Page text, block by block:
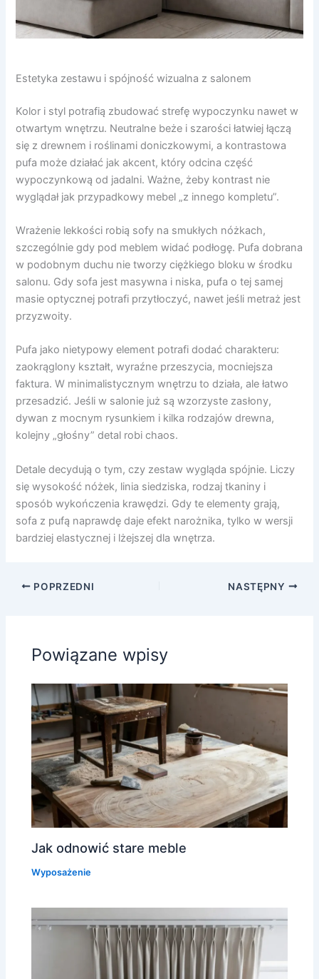
Estetyka zestawu i spójność wizualna z salonem
Kolor i styl potrafią zbudować strefę wypoczynku nawet w
otwartym wnętrzu. Neutralne beże i szarości łatwiej łączą
się z drewnem i roślinami doniczkowymi, a kontrastowa
pufa może działać jak akcent, który odcina część
wypoczynkową od jadalni. Ważne, żeby kontrast nie
wyglądał jak przypadkowy mebel „z innego kompletu”.
Wrażenie lekkości robią sofy na smukłych nóżkach,
szczególnie gdy pod meblem widać podłogę. Pufa dobrana
w podobnym duchu nie tworzy ciężkiego bloku w środku
salonu. Gdy sofa jest masywna i niska, pufa o tej samej
masie optycznej potrafi przytłoczyć, nawet jeśli metraż jest
przyzwoity.
Pufa jako nietypowy element potrafi dodać charakteru:
zaokrąglony kształt, wyraźne przeszycia, mocniejsza
faktura. W minimalistycznym wnętrzu to działa, ale łatwo
przesadzić. Jeśli w salonie już są wzorzyste zasłony,
dywan z mocnym rysunkiem i kilka rodzajów drewna,
kolejny „głośny” detal robi chaos.
Detale decydują o tym, czy zestaw wygląda spójnie. Liczy
się wysokość nóżek, linia siedziska, rodzaj tkaniny i
sposób wykończenia krawędzi. Gdy te elementy grają,
sofa z pufą naprawdę daje efekt narożnika, tylko w wersji
bardziej elastycznej i lżejszej dla wnętrza.
POPRZEDNI NASTĘPNY
Powiązane wpisy
Jak odnowić stare meble
Wyposażenie